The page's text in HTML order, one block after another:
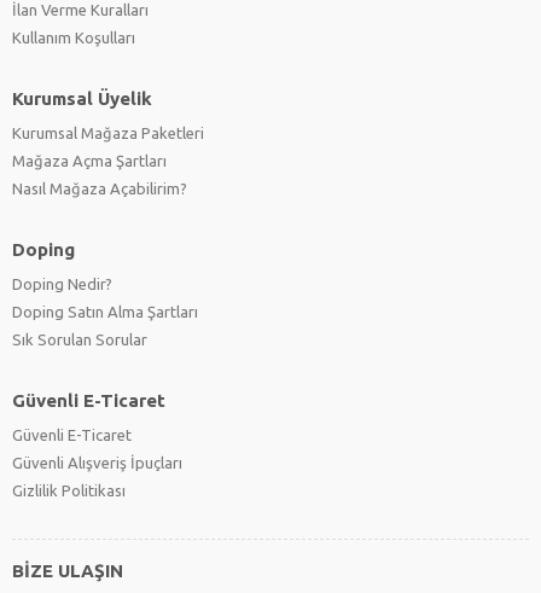
İlan Verme Kuralları
Kullanım Koşulları
Kurumsal Üyelik
Kurumsal Mağaza Paketleri
Mağaza Açma Şartları
Nasıl Mağaza Açabilirim?
Doping
Doping Nedir?
Doping Satın Alma Şartları
Sık Sorulan Sorular
Güvenli E-Ticaret
Güvenli E-Ticaret
Güvenli Alışveriş İpuçları
Gizlilik Politikası
BİZE ULAŞIN